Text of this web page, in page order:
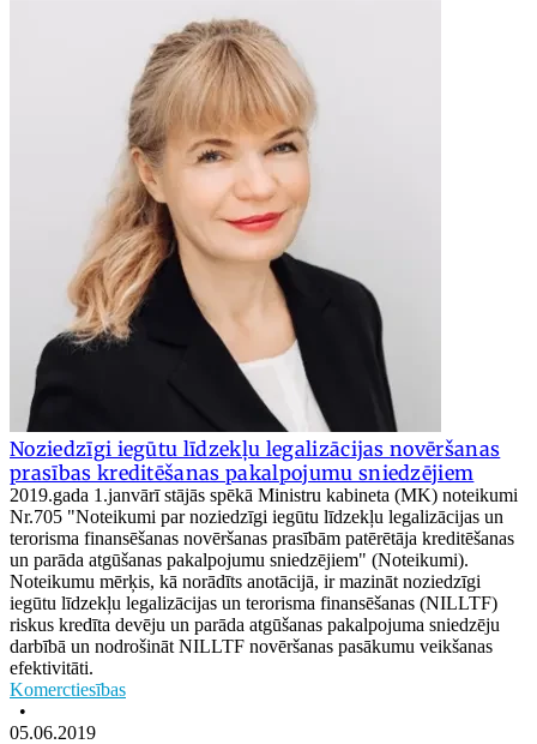
Noziedzīgi iegūtu līdzekļu legalizācijas novēršanas
prasības kreditēšanas pakalpojumu sniedzējiem
2019.gada 1.janvārī stājās spēkā Ministru kabineta (MK) noteikumi
Nr.705 "Noteikumi par noziedzīgi iegūtu līdzekļu legalizācijas un
terorisma finansēšanas novēršanas prasībām patērētāja kreditēšanas
un parāda atgūšanas pakalpojumu sniedzējiem" (Noteikumi).
Noteikumu mērķis, kā norādīts anotācijā, ir mazināt noziedzīgi
iegūtu līdzekļu legalizācijas un terorisma finansēšanas (NILLTF)
riskus kredīta devēju un parāda atgūšanas pakalpojuma sniedzēju
darbībā un nodrošināt NILLTF novēršanas pasākumu veikšanas
efektivitāti.
Komerctiesības
•
05.06.2019